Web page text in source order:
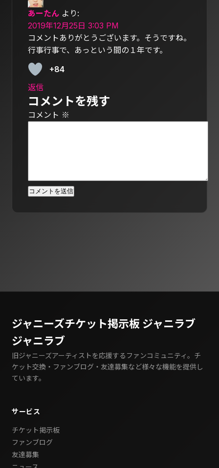
あーたん より:
2019年12月25日 3:03 PM
コメントありがとうございます。そうですね。
行事行事で、あっという間の１年です。
+84
返信
コメントを残す
コメント ※
ジャニーズチケット掲示板 ジャニラブ
ジャニラブ
旧ジャニーズアーティストを応援するファンコミュニティ。チ
ケット交換・ファンブログ・友達募集など様々な機能を提供し
ています。
サービス
チケット掲示板
ファンブログ
友達募集